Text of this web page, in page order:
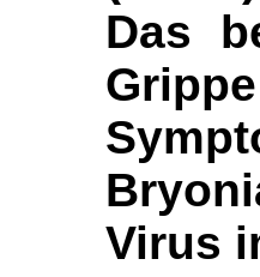
Das
Virus